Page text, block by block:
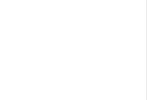
益比，从而在科